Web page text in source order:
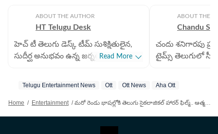
ABOUT THE AUTHOR
HT Telugu Desk
హెచ్ టీ తెలుగు డెస్క్ టీమ్ సుశిక్షితులైన,
సుదీర్ఘ అనుభవం ఉన్న జర్నలిస్టులతో
అందించడంలో నైపుణ్యం కలిగిన సబ్
విలువలను, ప్రమాణాలను కాపాడుతూ
Read More
ABOUT THE
Chandu
చందు శనిగారపు
టైమ్స్ తెలుగులో
మీడియాలోనూ తనదైన
Telugu Entertainment News Ott Ott News Aha Ott
Home / Entertainment / మరో రెండు భాషల్లోకి తెలుగు సైకలాజికల్ హారర్ ఫిల్మ్.. ఆత్మ చెప్పినట్లు చేసే యువకుడు.. ఏ ఓటీటీల్లో ఉందంటే?